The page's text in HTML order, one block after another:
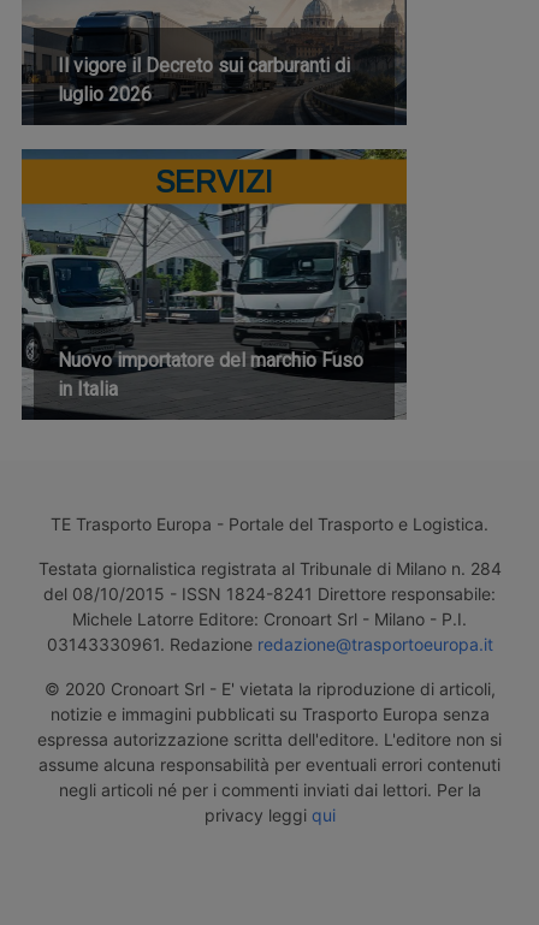
Il vigore il Decreto sui carburanti di
luglio 2026
SERVIZI
Nuovo importatore del marchio Fuso
in Italia
TE Trasporto Europa - Portale del Trasporto e Logistica.
Testata giornalistica registrata al Tribunale di Milano n. 284
del 08/10/2015 - ISSN 1824-8241 Direttore responsabile:
Michele Latorre Editore: Cronoart Srl - Milano - P.I.
03143330961. Redazione redazione@trasportoeuropa.it
© 2020 Cronoart Srl - E' vietata la riproduzione di articoli,
notizie e immagini pubblicati su Trasporto Europa senza
espressa autorizzazione scritta dell'editore. L'editore non si
assume alcuna responsabilità per eventuali errori contenuti
negli articoli né per i commenti inviati dai lettori. Per la
privacy leggi qui